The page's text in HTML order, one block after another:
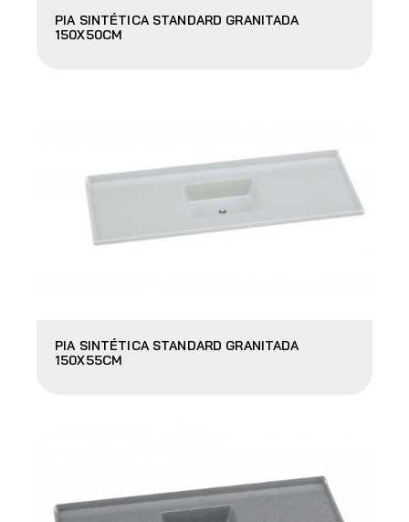
PIA SINTÉTICA STANDARD GRANITADA
150X50CM
PIA SINTÉTICA STANDARD GRANITADA
150X55CM